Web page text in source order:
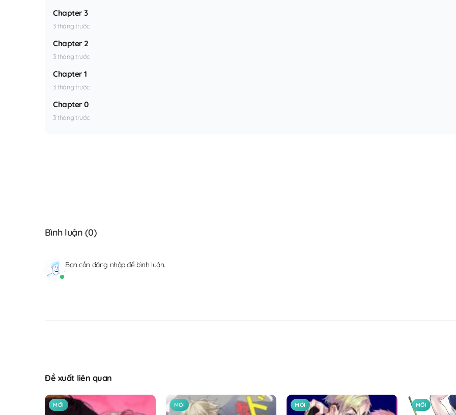
Chapter 3
3 tháng trước
Chapter 2
3 tháng trước
Chapter 1
3 tháng trước
Chapter 0
3 tháng trước
Bình luận (0)
Bạn cần đăng nhậpđể bình luận.
Đề xuất liên quan
MỚI MỚI MỚI MỚI